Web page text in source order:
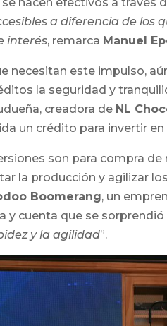
a diferencia de los
interés, remarca Manuel
necesitan este impulso,
la seguridad y
creadora de NL
un crédito para invertir
son para compra
la producción y agilizar
Boomerang, un
y cuenta que se
y la agilidad”.